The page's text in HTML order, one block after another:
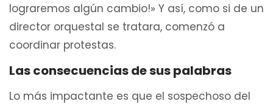
lograremos algún cambio!» Y así, como si de un
director orquestal se tratara, comenzó a
coordinar protestas.
Las consecuencias de sus palabras
Lo más impactante es que el sospechoso del